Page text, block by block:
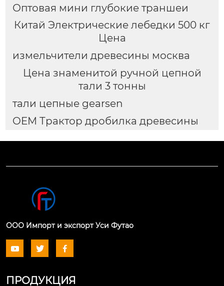
Оптовая мини глубокие траншеи
Китай Электрические лебедки 500 кг
Цена
измельчители древесины москва
Цена знаменитой ручной цепной
тали 3 тонны
тали цепные gearsen
OEM Трактор дробилка древесины
ООО Импорт и экспорт Уси Футао
  
ПРОДУКЦИЯ